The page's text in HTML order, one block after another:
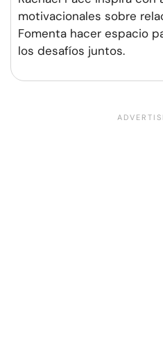
motivacionales sobre
Fomenta hacer espacio
los desafíos juntos.